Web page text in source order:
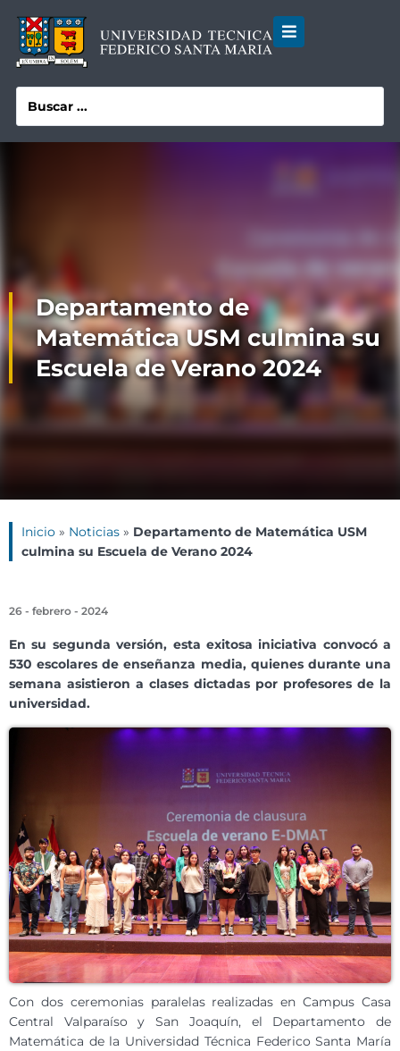
Departamento de
Matemática USM culmina su
Escuela de Verano 2024
Inicio » Noticias » Departamento de Matemática USM
culmina su Escuela de Verano 2024
26 - febrero - 2024
En su segunda versión, esta exitosa iniciativa convocó a
530 escolares de enseñanza media, quienes durante una
semana asistieron a clases dictadas por profesores de la
universidad.
Con dos ceremonias paralelas realizadas en Campus Casa
Central Valparaíso y San Joaquín, el Departamento de
Matemática de la Universidad Técnica Federico Santa María